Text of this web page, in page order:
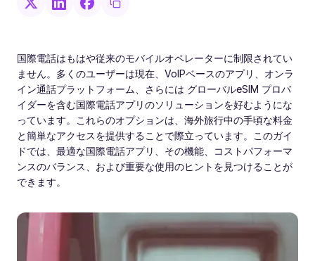
国際電話はもはや従来のモバイルオペレーターに制限されてい
ません。多くのユーザーは現在、VoIPベースのアプリ、オンラ
イン通話プラットフォーム、さらには グローバルeSIM プロバ
イダーを含む国際電話アプリのソリューションを好むようにな
っています。これらのオプションは、海外旅行中の手頃な料金
と簡単なアクセスを提供することで際立っています。このガイ
ドでは、最適な国際電話アプリ、その機能、コストパフォーマ
ンスのバランス、および重要な使用のヒントを見つけることが
できます。